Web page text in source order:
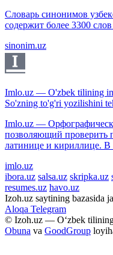
Словарь синонимов
содержит более 3300
sinonim.uz
Imlo.uz — O'zbek tilining
So'zning to'g'ri yozilishini
Imlo.uz —
позволяющий проверить
латинице и кириллице. В
imlo.uz
ibora.uz salsa.uz skripka.uz
resumes.uz havo.uz
Izoh.uz saytining bazasida
Aloqa Telegram
© Izoh.uz — O‘zbek
Obuna va GoodGroup